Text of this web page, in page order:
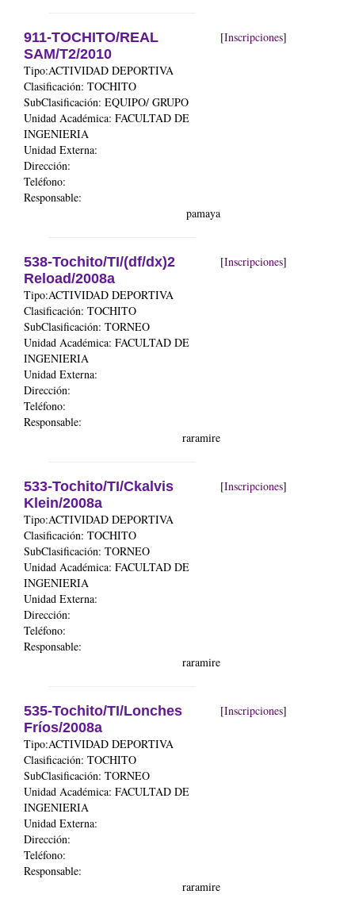
911-TOCHITO/REAL
SAM/T2/2010
Tipo:ACTIVIDAD DEPORTIVA
Clasificación: TOCHITO
SubClasificación: EQUIPO/ GRUPO
Unidad Académica: FACULTAD DE
INGENIERIA
Unidad Externa:
Dirección:
Teléfono:
Responsable:
pamaya
[Inscripciones]
538-Tochito/TI/(df/dx)2
Reload/2008a
Tipo:ACTIVIDAD DEPORTIVA
Clasificación: TOCHITO
SubClasificación: TORNEO
Unidad Académica: FACULTAD DE
INGENIERIA
Unidad Externa:
Dirección:
Teléfono:
Responsable:
raramire
[Inscripciones]
533-Tochito/TI/Ckalvis
Klein/2008a
Tipo:ACTIVIDAD DEPORTIVA
Clasificación: TOCHITO
SubClasificación: TORNEO
Unidad Académica: FACULTAD DE
INGENIERIA
Unidad Externa:
Dirección:
Teléfono:
Responsable:
raramire
[Inscripciones]
535-Tochito/TI/Lonches
Fríos/2008a
Tipo:ACTIVIDAD DEPORTIVA
Clasificación: TOCHITO
SubClasificación: TORNEO
Unidad Académica: FACULTAD DE
INGENIERIA
Unidad Externa:
Dirección:
Teléfono:
Responsable:
raramire
[Inscripciones]